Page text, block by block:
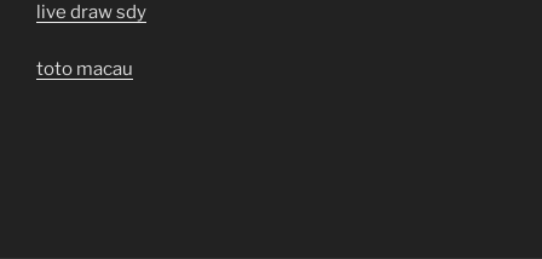
live draw sdy
toto macau